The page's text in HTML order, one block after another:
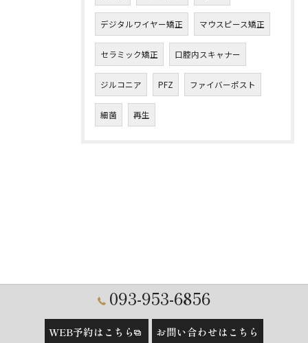
デジタルワイヤー矯正 マウスピース矯正
セラミック矯正 口腔内スキャナー
ジルコニア PFZ ファイバーポスト
細菌 再生
093-953-6856
WEB予約はこちら お問い合わせはこちら